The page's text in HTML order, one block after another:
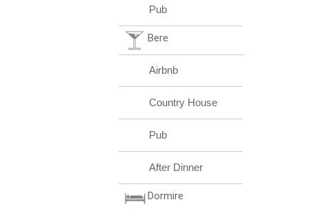
Pub
Bere
Airbnb
Country House
Pub
After Dinner
Dormire